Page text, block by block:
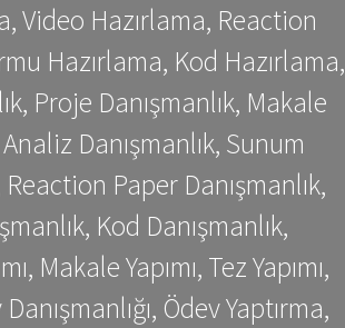
Video Hazırlama, Reaction
Hazırlama, Kod Hazırlama,
Proje Danışmanlık, Makale
Danışmanlık, Sunum
Reaction Paper Danışmanlık,
Kod Danışmanlık,
Makale Yapımı, Tez Yapımı,
Ödev Yaptırma,